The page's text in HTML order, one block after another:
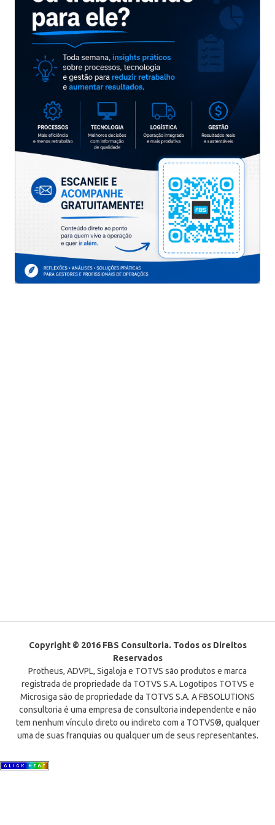
Copyright © 2016 FBS Consultoria. Todos os Direitos
Reservados
Protheus, ADVPL, Sigaloja e TOTVS são produtos e marca
registrada de propriedade da TOTVS S.A. Logotipos TOTVS e
Microsiga são de propriedade da TOTVS S.A. A FBSOLUTIONS
consultoria é uma empresa de consultoria independente e não
tem nenhum vínculo direto ou indireto com a TOTVS®, qualquer
uma de suas franquias ou qualquer um de seus representantes.